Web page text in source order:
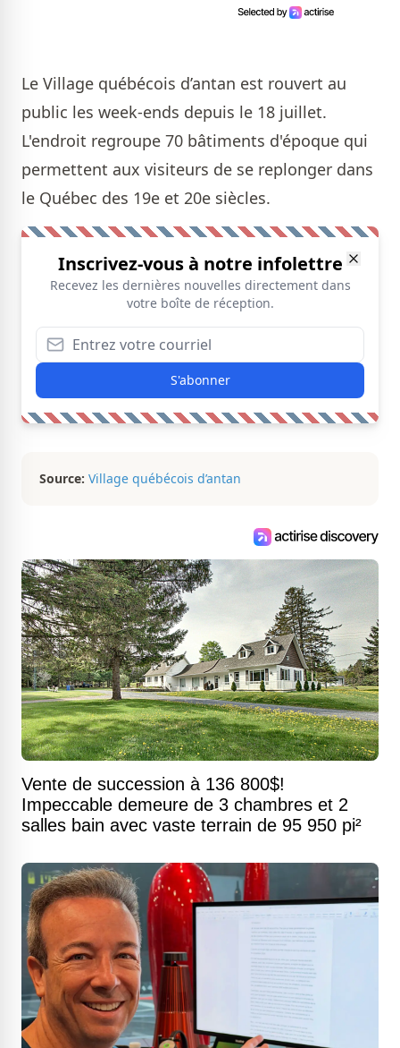
Le Village québécois d’antan est rouvert au
public les week-ends depuis le 18 juillet.
L'endroit regroupe 70 bâtiments d'époque qui
permettent aux visiteurs de se replonger dans
le Québec des 19e et 20e siècles.
Inscrivez-vous à notre infolettre
Recevez les dernières nouvelles directement dans
votre boîte de réception.
S'abonner
Source: Village québécois d’antan
Vente de succession à 136 800$!
Impeccable demeure de 3 chambres et 2
salles bain avec vaste terrain de 95 950 pi²